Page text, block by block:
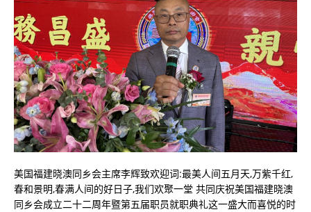
美国福建晓澳同乡会主席李辉致欢迎词:最美人间五月天,万紫千红,
春和景明,春满人间的好日子,我们欢聚一堂 共同庆祝美国福建晓澳
同乡会成立二十二周年暨第五届职员就职典礼这一盛大而喜悦的时